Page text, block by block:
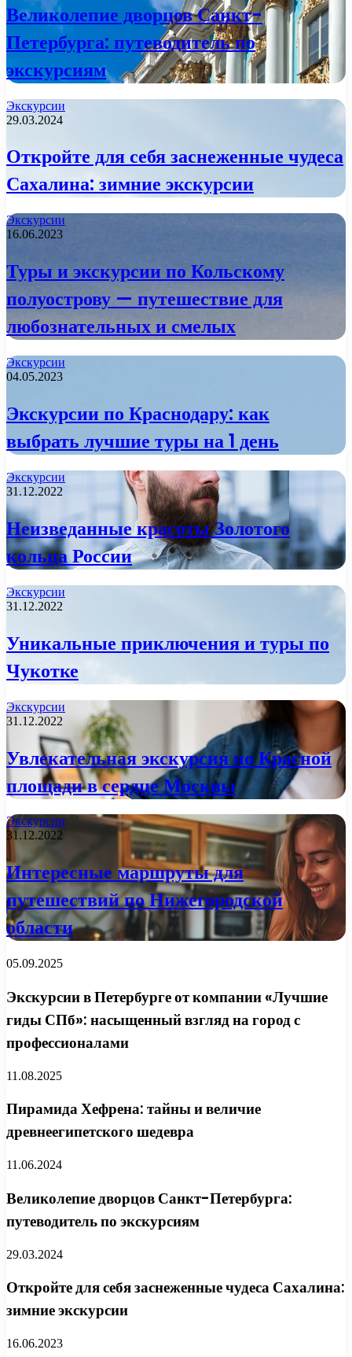
Великолепие дворцов Санкт-
Петербурга: путеводитель по
экскурсиям
Экскурсии
29.03.2024
Откройте для себя заснеженные чудеса
Сахалина: зимние экскурсии
Экскурсии
16.06.2023
Туры и экскурсии по Кольскому
полуострову — путешествие для
любознательных и смелых
Экскурсии
04.05.2023
Экскурсии по Краснодару: как
выбрать лучшие туры на 1 день
Экскурсии
31.12.2022
Неизведанные красоты Золотого
кольца России
Экскурсии
31.12.2022
Уникальные приключения и туры по
Чукотке
Экскурсии
31.12.2022
Увлекательная экскурсия по Красной
площади в сердце Москвы
Экскурсии
31.12.2022
Интересные маршруты для
путешествий по Нижегородской
области
05.09.2025
Экскурсии в Петербурге от компании «Лучшие
гиды СПб»: насыщенный взгляд на город с
профессионалами
11.08.2025
Пирамида Хефрена: тайны и величие
древнеегипетского шедевра
11.06.2024
Великолепие дворцов Санкт-Петербурга:
путеводитель по экскурсиям
29.03.2024
Откройте для себя заснеженные чудеса Сахалина:
зимние экскурсии
16.06.2023